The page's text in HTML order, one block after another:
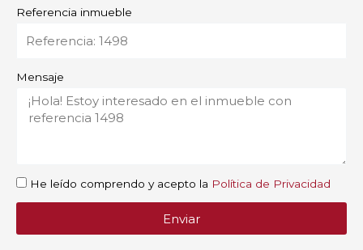
Referencia inmueble
Mensaje
He leído comprendo y acepto la Política de Privacidad
Enviar